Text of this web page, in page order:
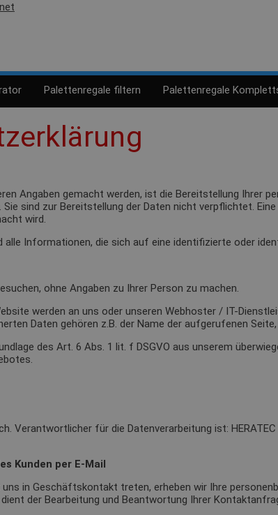
Palettenregale filtern Palettenregale
Angaben gemacht werden, ist die Bereitstellung Ihrer
sind zur Bereitstellung der Daten nicht verpflichtet.
wird.
alle Informationen, die sich auf eine identifizierte oder
ohne Angaben zu Ihrer Person zu machen.
werden an uns oder unseren Webhoster / IT-
Daten gehören z.B. der Name der aufgerufenen
des Art. 6 Abs. 1 lit. f DSGVO aus unserem
Verantwortlicher für die Datenverarbeitung ist:
Kunden per E-Mail
in Geschäftskontakt treten, erheben wir Ihre
der Bearbeitung und Beantwortung Ihrer